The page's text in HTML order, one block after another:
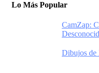
Lo Más Popular
CamZap:
Dibujos de